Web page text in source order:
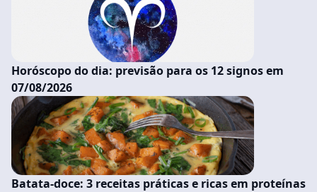
Horóscopo do dia: previsão para os 12 signos em
07/08/2026
Batata-doce: 3 receitas práticas e ricas em proteínas